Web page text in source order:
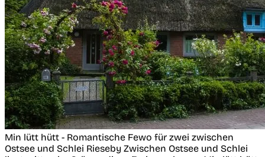
Min lütt hütt - Romantische Fewo für zwei zwischen
Ostsee und Schlei Rieseby Zwischen Ostsee und Schlei